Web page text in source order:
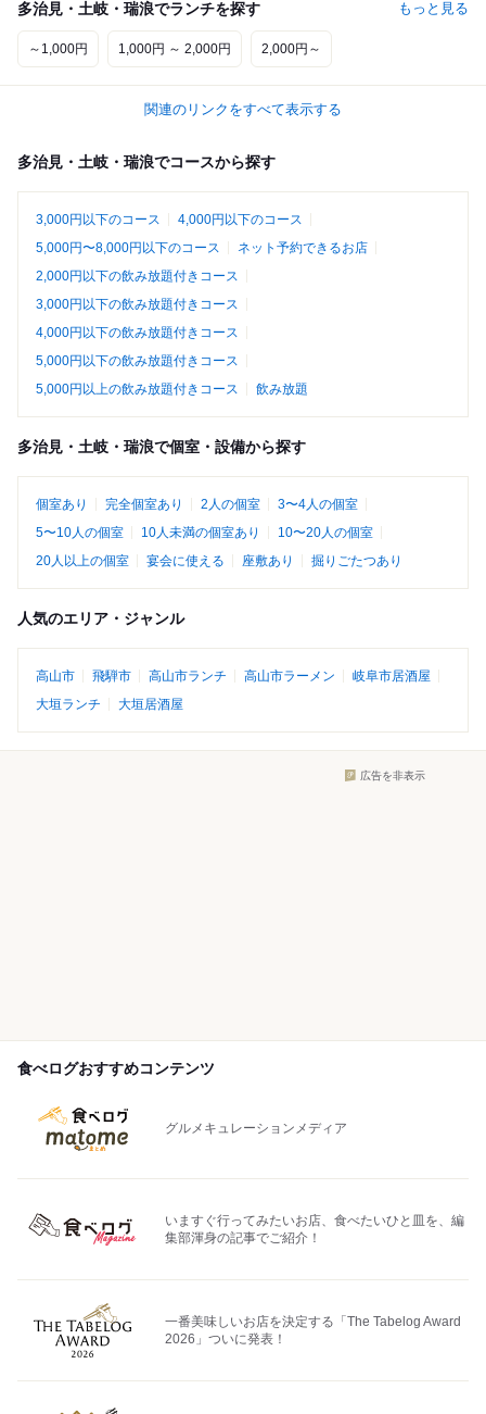
多治見・土岐・瑞浪でランチを探す もっと見る
～1,000円 1,000円 ～ 2,000円 2,000円～
関連のリンクをすべて表示する
多治見・土岐・瑞浪でコースから探す
3,000円以下のコース
4,000円以下のコース
5,000円〜8,000円以下のコース
ネット予約できるお店
2,000円以下の飲み放題付きコース
3,000円以下の飲み放題付きコース
4,000円以下の飲み放題付きコース
5,000円以下の飲み放題付きコース
5,000円以上の飲み放題付きコース
飲み放題
多治見・土岐・瑞浪で個室・設備から探す
個室あり 完全個室あり 2人の個室
3〜4人の個室
5〜10人の個室
10人未満の個室あり
10〜20人の個室
20人以上の個室
宴会に使える 座敷あり 掘りごたつあり
人気のエリア・ジャンル
高山市 飛騨市 高山市ランチ 高山市ラーメン
岐阜市居酒屋
大垣ランチ
大垣居酒屋
広告を非表示
食べログおすすめコンテンツ
グルメキュレーションメディア
いますぐ行ってみたいお店、食べたいひと皿を、編
集部渾身の記事でご紹介！
一番美味しいお店を決定する「The Tabelog Award
2026」ついに発表！